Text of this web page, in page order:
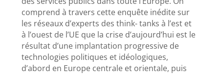
comprend à travers cette enquête inédite sur
les réseaux d’experts des think- tanks à l’est et
à l’ouest de l’UE que la crise d’aujourd’hui est le
résultat d’une implantation progressive de
technologies politiques et idéologiques,
d’abord en Europe centrale et orientale, puis